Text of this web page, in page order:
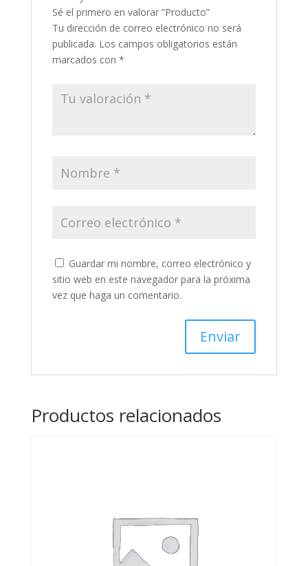
Sé el primero en valorar “Producto”
Tu dirección de correo electrónico no será
publicada. Los campos obligatorios están
marcados con *
Guardar mi nombre, correo electrónico y
sitio web en este navegador para la próxima
vez que haga un comentario.
Productos relacionados